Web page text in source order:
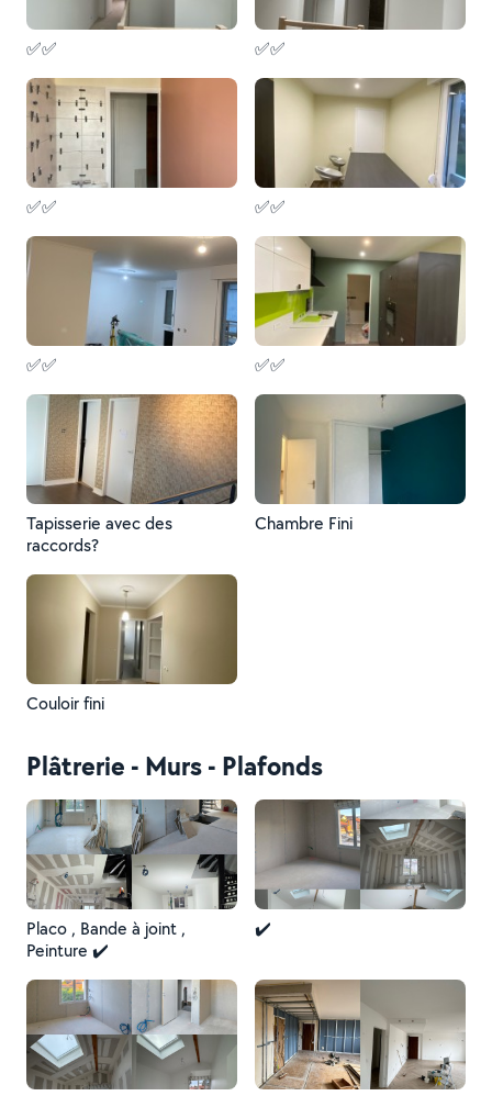
✅✅ ✅✅
✅✅ ✅✅
✅✅ ✅✅
Tapisserie avec des
raccords?
Chambre Fini
Couloir fini
Plâtrerie - Murs - Plafonds
Placo , Bande à joint ,
Peinture ✔️
✔️